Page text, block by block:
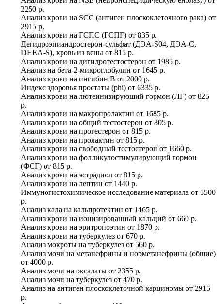
2250 р.
Анализ крови на SCC (антиген плоскоклеточного рака) от
2915 р.
Анализ крови на ГСПС (ГСПГ) от 835 р.
Дегидроэпиандростерон-сульфат (ДЭА-S04, ДЭА-С,
DHEA-S), кровь из вены от 815 р.
Анализ крови на дигидротестостерон от 1985 р.
Анализ на бета-2-микроглобулин от 1645 р.
Анализ крови на ингибин B от 2000 р.
Индекс здоровья простаты (phi) от 6335 р.
Анализ крови на лютеинизирующий гормон (ЛГ) от 825
р.
Анализ крови на макропролактин от 1685 р.
Анализ крови на общий тестостерон от 805 р.
Анализ крови на прогестерон от 815 р.
Анализ крови на пролактин от 815 р.
Анализ крови на свободный тестостерон от 1660 р.
Анализ крови на фолликулостимулирующий гормон
(ФСГ) от 815 р.
Анализ крови на эстрадиол от 815 р.
Анализ крови на лептин от 1440 р.
Иммуногистохимическое исследование материала от 5500
р.
Анализ кала на кальпротектин от 1465 р.
Анализ крови на ионизированный кальций от 660 р.
Анализ крови на эритропоэтин от 1870 р.
Анализ крови на туберкулез от 670 р.
Анализ мокроты на туберкулез от 560 р.
Анализ мочи на метанефрины и норметанефрины (общие)
от 4000 р.
Анализ мочи на оксалаты от 2355 р.
Анализ мочи на туберкулез от 470 р.
Анализ на антиген плоскоклеточной карциномы от 2915
р.